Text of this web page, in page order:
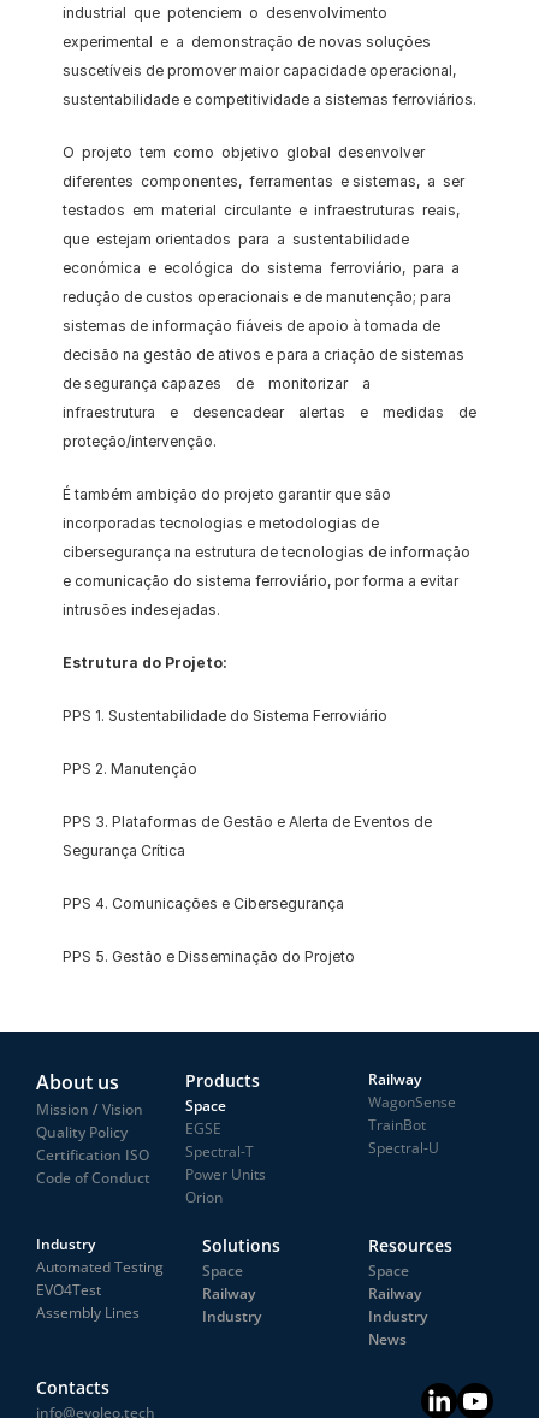
industrial  que  potenciem  o  desenvolvimento
experimental  e  a  demonstração de novas soluções
suscetíveis de promover maior capacidade operacional,
sustentabilidade e competitividade a sistemas ferroviários.
O  projeto  tem  como  objetivo  global  desenvolver
diferentes  componentes,  ferramentas  e sistemas,  a  ser
testados  em  material  circulante  e  infraestruturas  reais,
que  estejam orientados  para  a  sustentabilidade
económica  e  ecológica  do  sistema  ferroviário,  para  a
redução de custos operacionais e de manutenção; para
sistemas de informação fiáveis de apoio à tomada de
decisão na gestão de ativos e para a criação de sistemas
de segurança capazes    de    monitorizar    a
infraestrutura    e    desencadear    alertas    e    medidas    de
proteção/intervenção.
É também ambição do projeto garantir que são
incorporadas tecnologias e metodologias de
cibersegurança na estrutura de tecnologias de informação
e comunicação do sistema ferroviário, por forma a evitar
intrusões indesejadas.
Estrutura do Projeto:
PPS 1. Sustentabilidade do Sistema Ferroviário
PPS 2. Manutenção
PPS 3. Plataformas de Gestão e Alerta de Eventos de
Segurança Crítica
PPS 4. Comunicações e Cibersegurança
PPS 5. Gestão e Disseminação do Projeto
Products
Space
EGSE
Spectral-T
Power Units
Orion
Resources
Space
Railway
Industry
News
Solutions
Space
Railway
Industry
Railway
WagonSense
TrainBot
Spectral-U
Industry
Automated Testing
EVO4Test
Assembly Lines
Contacts
info@evoleo.tech
About us
Mission / Vision
Quality Policy
Certification ISO
Code of Conduct